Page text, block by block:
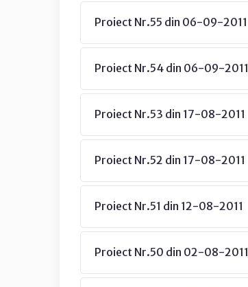
Proiect Nr.55 din 06-09-2011
Proiect Nr.54 din 06-09-2011
Proiect Nr.53 din 17-08-2011
Proiect Nr.52 din 17-08-2011
Proiect Nr.51 din 12-08-2011
Proiect Nr.50 din 02-08-2011